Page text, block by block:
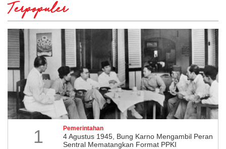
Terpopuler
1 Pemerintahan
4 Agustus 1945, Bung Karno Mengambil Peran
Sentral Mematangkan Format PPKI